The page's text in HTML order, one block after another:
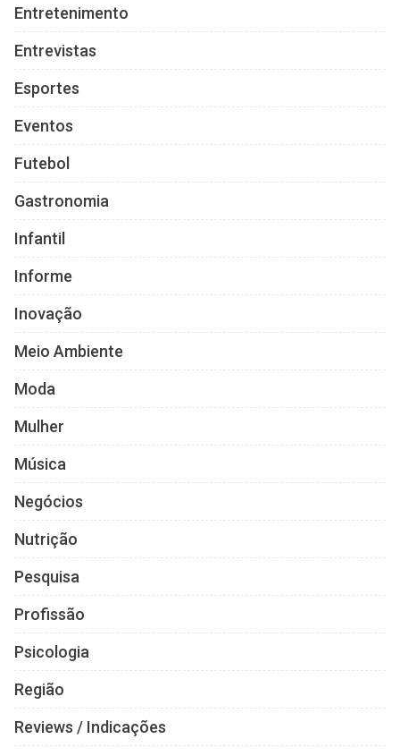
Entretenimento
Entrevistas
Esportes
Eventos
Futebol
Gastronomia
Infantil
Informe
Inovação
Meio Ambiente
Moda
Mulher
Música
Negócios
Nutrição
Pesquisa
Profissão
Psicologia
Região
Reviews / Indicações